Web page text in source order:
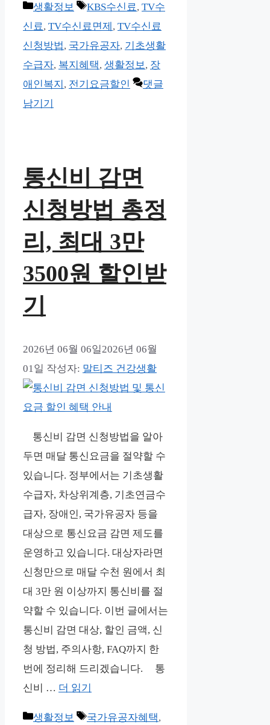
카
테
고
리
생활정보
태
그
KBS수신료, TV수
신료, TV수신료면제 , TV수신료
신청방법, 국가유공자, 기초생활
수급자, 복지혜택, 생활정보, 장
애인복지 , 전기요금할인
댓글
남기기
통신비 감면
신청방법 총정
리, 최대 3만
3500원 할인받
기
2026년 06월 06일2026년 06월
01일 작성자: 말티즈 건강생활
통신비 감면 신청방법을 알아
두면 매달 통신요금을 절약할 수
있습니다. 정부에서는 기초생활
수급자, 차상위계층, 기초연금수
급자, 장애인, 국가유공자 등을
대상으로 통신요금 감면 제도를
운영하고 있습니다. 대상자라면
신청만으로 매달 수천 원에서 최
대 3만 원 이상까지 통신비를 절
약할 수 있습니다. 이번 글에서는
통신비 감면 대상, 할인 금액, 신
청 방법, 주의사항, FAQ까지 한
번에 정리해 드리겠습니다. 통
신비 … 더 읽기
카
생활정보
태
국가유공자혜택,